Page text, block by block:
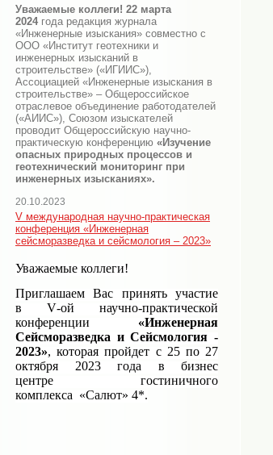
Уважаемые коллеги! 22 марта
2024 года редакция журнала
«Инженерные изыскания» совместно с
ООО «Институт геотехники и
инженерных изысканий в
строительстве» («ИГИИС»),
Ассоциацией «Инженерные изыскания в
строительстве» – Общероссийское
отраслевое объединение работодателей
(«АИИС»), Союзом изыскателей
проводит Общероссийскую научно-
практическую конференцию «Изучение
опасных природных процессов и
геотехнический мониторинг при
инженерных изысканиях».
20.10.2023
V международная научно-практическая
конференция «Инженерная
сейсморазведка и сейсмология – 2023»
Уважаемые коллеги!
Приглашаем Вас принять участие
в V-ой научно-практической
конференции «Инженерная
Сейсморазведка и Сейсмология -
2023», которая пройдет с 25 по 27
октября 2023 года в бизнес
центре гостиничного
комплекса «Салют» 4*.